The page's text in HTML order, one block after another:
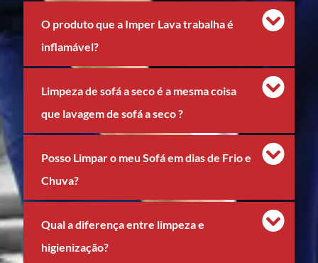
O produto que a Imper Lava trabalha é
inflamável?
Limpeza de sofá a seco é a mesma coisa
que lavagem de sofá a seco ?
Posso Limpar o meu Sofá em dias de Frio e
Chuva?
Qual a diferença entre limpeza e
higienização?